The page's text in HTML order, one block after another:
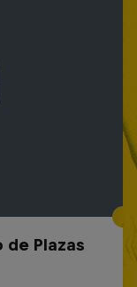
de Plazas